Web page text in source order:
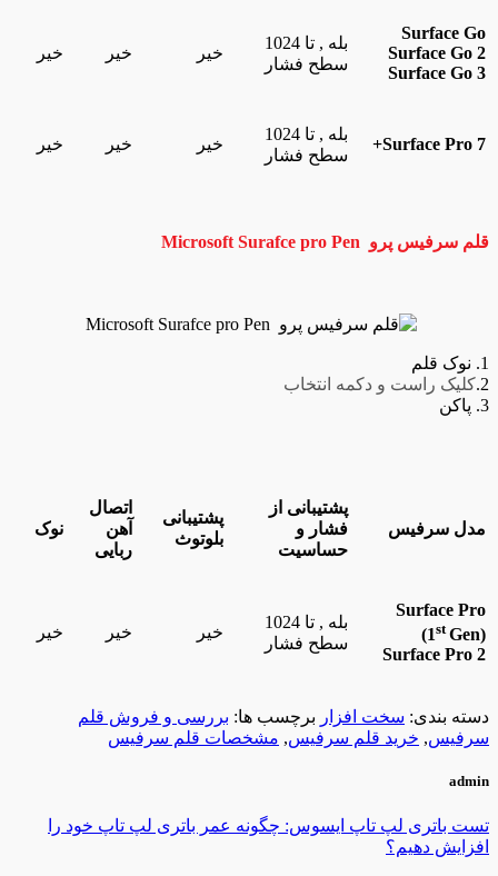
Surface Go
Surface Go 2
Surface Go 3
بله , تا 1024
سطح فشار
خیر خیر خیر
Surface Pro 7+
بله , تا 1024
سطح فشار
خیر خیر خیر
قلم سرفیس پرو Microsoft Surafce pro Pen
1. نوک قلم
2. کلیک راست و دکمه انتخاب
3. پاکن
مدل سرفیس
پشتیبانی از
فشار و
حساسیت
پشتیبانی
بلوتوث
اتصال
آهن
ربایی
نوک
Surface Pro
(1st Gen)
Surface Pro 2
بله , تا 1024
سطح فشار
خیر خیر خیر
دسته بندی: سخت افزار برچسب ها: بررسی و فروش قلم
سرفیس, خرید قلم سرفیس, مشخصات قلم سرفیس
admin
تست باتری لپ تاپ ایسوس: چگونه عمر باتری لپ تاپ خود را
افزایش دهیم؟